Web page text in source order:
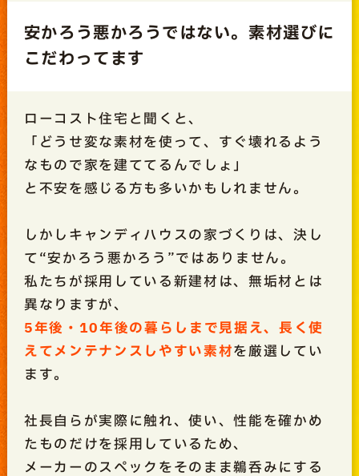
安かろう悪かろうではない。素材選びに
こだわってます
ローコスト住宅と聞くと、
「どうせ変な素材を使って、すぐ壊れるよう
なもので家を建ててるんでしょ」
と不安を感じる方も多いかもしれません。
しかしキャンディハウスの家づくりは、決し
て“安かろう悪かろう”ではありません。
私たちが採用している新建材は、無垢材とは
異なりますが、
5年後・10年後の暮らしまで見据え、長く使
えてメンテナンスしやすい素材を厳選してい
ます。
社長自らが実際に触れ、使い、性能を確かめ
たものだけを採用しているため、
メーカーのスペックをそのまま鵜呑みにする